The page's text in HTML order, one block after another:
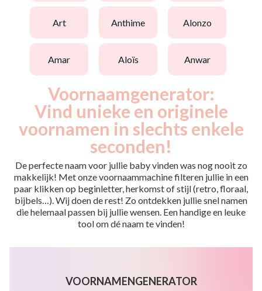
art anthime alonzo
amar aloïs anwar
Voornaamgenerator:
Vind unieke en originele
voornamen in slechts enkele
seconden!
De perfecte naam voor jullie baby vinden was nog nooit zo
makkelijk! Met onze voornaammachine filteren jullie in een
paar klikken op beginletter, herkomst of stijl (retro, floraal,
bijbels…). Wij doen de rest! Zo ontdekken jullie snel namen
die helemaal passen bij jullie wensen. Een handige en leuke
tool om dé naam te vinden!
VOORNAMENGENERATOR